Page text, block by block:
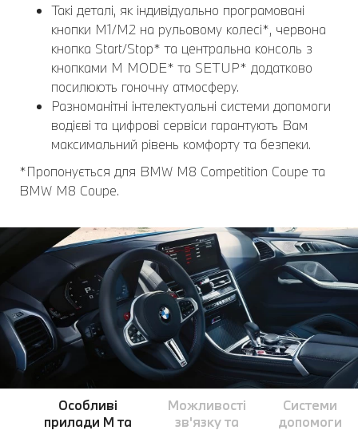
Такі деталі, як індивідуально програмовані
кнопки M1/M2 на рульовому колесі*, червона
кнопка Start/Stop* та центральна консоль з
кнопками M MODE* та SETUP* додатково
посилюють гоночну атмосферу.
Разноманітні інтелектуальні системи допомоги
водієві та цифрові сервіси гарантують Вам
максимальний рівень комфорту та безпеки.
*Пропонується для BMW M8 Competition Coupe та
BMW M8 Coupe.
Особливі
прилади M та
Можливості
зв'язку та
Системи
допомоги